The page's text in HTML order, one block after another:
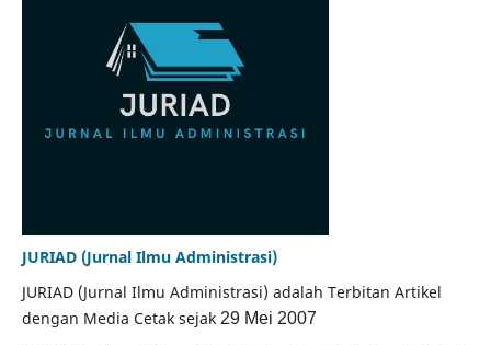
JURIAD (Jurnal Ilmu Administrasi)
JURIAD (Jurnal Ilmu Administrasi) adalah Terbitan Artikel
dengan Media Cetak sejak 29 Mei 2007